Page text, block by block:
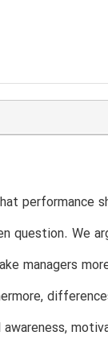
performance
question. We
managers